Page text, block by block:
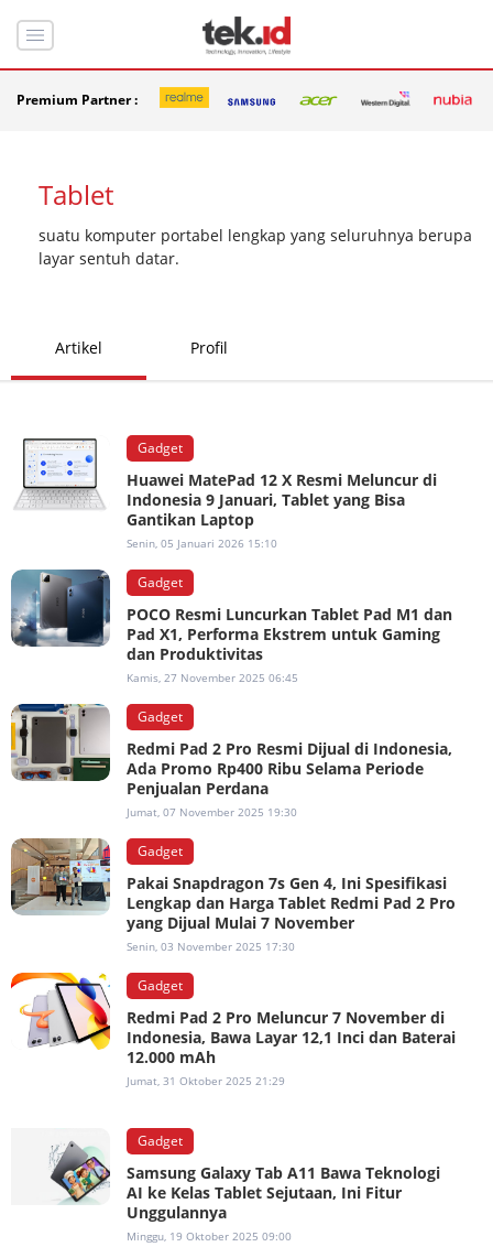
Premium Partner :
Tablet
suatu komputer portabel lengkap yang seluruhnya berupa
layar sentuh datar.
Artikel Profil
Gadget
Huawei MatePad 12 X Resmi Meluncur di
Indonesia 9 Januari, Tablet yang Bisa
Gantikan Laptop
Senin, 05 Januari 2026 15:10
Gadget
POCO Resmi Luncurkan Tablet Pad M1 dan
Pad X1, Performa Ekstrem untuk Gaming
dan Produktivitas
Kamis, 27 November 2025 06:45
Gadget
Redmi Pad 2 Pro Resmi Dijual di Indonesia,
Ada Promo Rp400 Ribu Selama Periode
Penjualan Perdana
Jumat, 07 November 2025 19:30
Gadget
Pakai Snapdragon 7s Gen 4, Ini Spesifikasi
Lengkap dan Harga Tablet Redmi Pad 2 Pro
yang Dijual Mulai 7 November
Senin, 03 November 2025 17:30
Gadget
Redmi Pad 2 Pro Meluncur 7 November di
Indonesia, Bawa Layar 12,1 Inci dan Baterai
12.000 mAh
Jumat, 31 Oktober 2025 21:29
Gadget
Samsung Galaxy Tab A11 Bawa Teknologi
AI ke Kelas Tablet Sejutaan, Ini Fitur
Unggulannya
Minggu, 19 Oktober 2025 09:00